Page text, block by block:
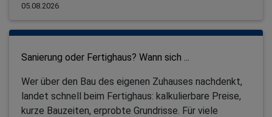
05.08.2026
Sanierung oder Fertighaus? Wann sich ...
Wer über den Bau des eigenen Zuhauses nachdenkt,
landet schnell beim Fertighaus: kalkulierbare Preise,
kurze Bauzeiten, erprobte Grundrisse. Für viele